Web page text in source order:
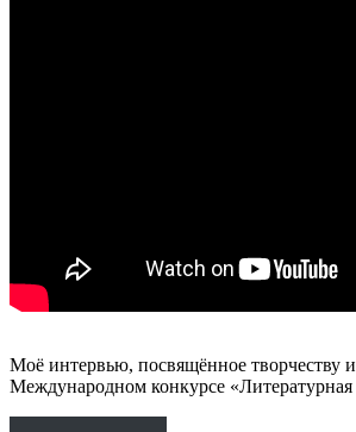
Моё интервью, посвящённое творчеству
Международном конкурсе